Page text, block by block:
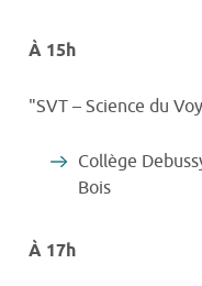
À 15h
"SVT – Science du
Collège
Bois
À 17h